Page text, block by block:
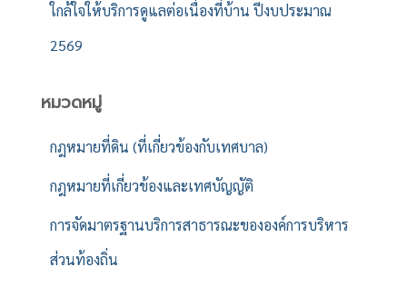
ใกล้ใจให้บริการดูแลต่อเนื่องที่บ้าน ปีงบประมาณ
2569
หมวดหมู่
กฎหมายที่ดิน (ที่เกี่ยวข้องกับเทศบาล)
กฎหมายที่เกี่ยวข้องและเทศบัญญัติ
การจัดมาตรฐานบริการสาธารณะขององค์การบริหาร
ส่วนท้องถิ่น